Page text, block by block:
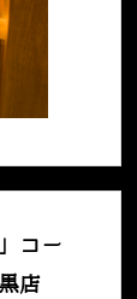
コー
店